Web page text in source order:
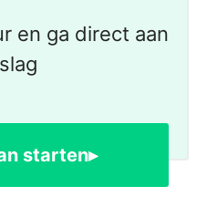
en ga direct aan
starten▸